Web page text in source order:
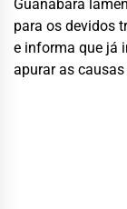
Guanabara
para os devidos
e informa que já
apurar as